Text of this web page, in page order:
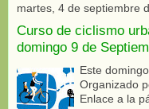
martes, 4 de septiembre
Curso de ciclismo
domingo 9 de
Este
Organizado
Enlace a la